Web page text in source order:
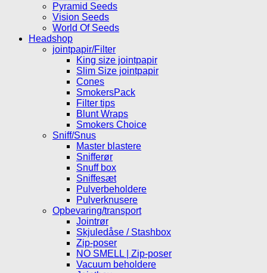
Pyramid Seeds
Vision Seeds
World Of Seeds
Headshop
jointpapir/Filter
King size jointpapir
Slim Size jointpapir
Cones
SmokersPack
Filter tips
Blunt Wraps
Smokers Choice
Sniff/Snus
Master blastere
Snifferør
Snuff box
Sniffesæt
Pulverbeholdere
Pulverknusere
Opbevaring/transport
Jointrør
Skjuledåse / Stashbox
Zip-poser
NO SMELL | Zip-poser
Vacuum beholdere